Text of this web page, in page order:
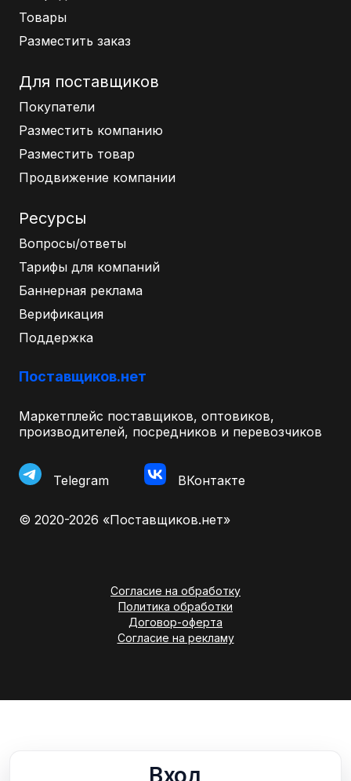
Товары
Разместить заказ
Для поставщиков
Покупатели
Разместить компанию
Разместить товар
Продвижение компании
Ресурсы
Вопросы/ответы
Тарифы для компаний
Баннерная реклама
Верификация
Поддержка
Поставщиков.нет
Маркетплейс поставщиков, оптовиков,
производителей, посредников и перевозчиков
Telegram ВКонтакте
© 2020-2026 «Поставщиков.нет»
Согласие на обработку
Политика обработки
Договор-оферта
Согласие на рекламу
Вход